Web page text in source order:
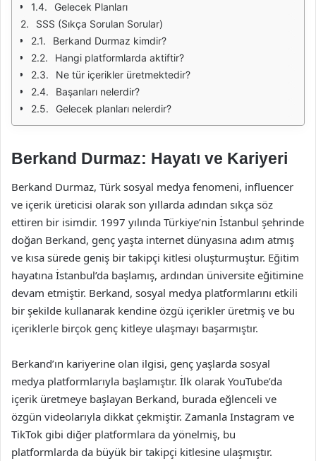
Gelecek Planları
SSS (Sıkça Sorulan Sorular)
Berkand Durmaz kimdir?
Hangi platformlarda aktiftir?
Ne tür içerikler üretmektedir?
Başarıları nelerdir?
Gelecek planları nelerdir?
Berkand Durmaz: Hayatı ve Kariyeri
Berkand Durmaz, Türk sosyal medya fenomeni, influencer
ve içerik üreticisi olarak son yıllarda adından sıkça söz
ettiren bir isimdir. 1997 yılında Türkiye’nin İstanbul şehrinde
doğan Berkand, genç yaşta internet dünyasına adım atmış
ve kısa sürede geniş bir takipçi kitlesi oluşturmuştur. Eğitim
hayatına İstanbul’da başlamış, ardından üniversite eğitimine
devam etmiştir. Berkand, sosyal medya platformlarını etkili
bir şekilde kullanarak kendine özgü içerikler üretmiş ve bu
içeriklerle birçok genç kitleye ulaşmayı başarmıştır.
Berkand’ın kariyerine olan ilgisi, genç yaşlarda sosyal
medya platformlarıyla başlamıştır. İlk olarak YouTube’da
içerik üretmeye başlayan Berkand, burada eğlenceli ve
özgün videolarıyla dikkat çekmiştir. Zamanla Instagram ve
TikTok gibi diğer platformlara da yönelmiş, bu
platformlarda da büyük bir takipçi kitlesine ulaşmıştır.